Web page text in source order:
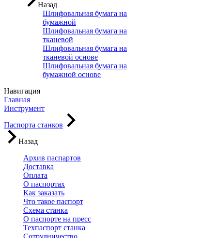
Назад
Шлифовальная бумага на
бумажной
Шлифовальная бумага на
тканевой
Шлифовальная бумага на
тканевой основе
Шлифовальная бумага на
бумажной основе
Навигация
Главная
Инструмент
Паспорта станков
Назад
Архив паспартов
Доставка
Оплата
О паспортах
Как заказать
Что такое паспорт
Схема станка
О паспорте на пресс
Техпаспорт станка
Сотрудничество